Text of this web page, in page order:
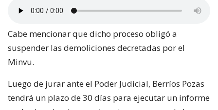
Cabe mencionar que dicho proceso obligó a
suspender las demoliciones decretadas por el
Minvu.
Luego de jurar ante el Poder Judicial, Berríos Pozas
tendrá un plazo de 30 días para ejecutar un informe